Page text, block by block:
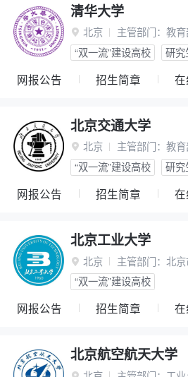
清华大学
 北京 主管部门： 教
“双一流”建设高校
研究
网报公告 招生简章
北京交通大学
 北京 主管部门： 教
“双一流”建设高校
研究
网报公告 招生简章
北京工业大学
 北京 主管部门： 北
“双一流”建设高校
网报公告 招生简章
北京航空航天大学